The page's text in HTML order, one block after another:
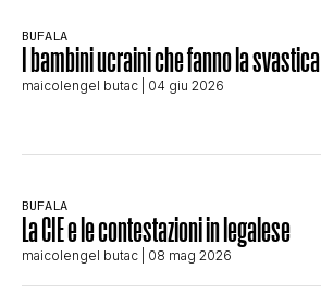
BUFALA
I bambini ucraini che fanno la svastica
maicolengel butac | 04 giu 2026
BUFALA
La CIE e le contestazioni in legalese
maicolengel butac | 08 mag 2026